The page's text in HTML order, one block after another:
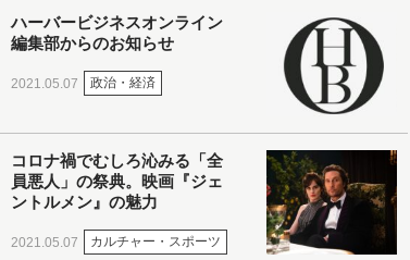
ハーバービジネスオンライン
編集部からのお知らせ
2021.05.07 政治・経済
コロナ禍でむしろ沁みる「全
員悪人」の祭典。映画『ジェ
ントルメン』の魅力
2021.05.07 カルチャー・スポーツ